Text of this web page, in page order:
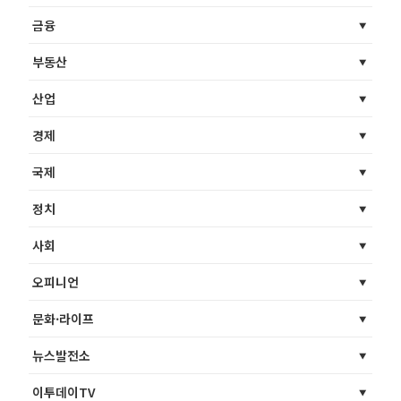
금융
부동산
산업
경제
국제
정치
사회
오피니언
문화·라이프
뉴스발전소
이투데이TV